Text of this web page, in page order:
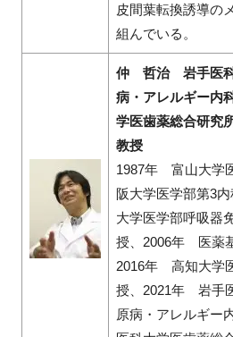
皮間葉転換誘導の
組んでいる。
仲 哲治 岩手医科
病・アレルギー内
学医歯薬総合研
教授
1987年 富山大学
阪大学医学部第3
大学医学部呼吸器
授、2006年 医薬
2016年 高知大学
授、2021年 岩手
原病・アレルギー